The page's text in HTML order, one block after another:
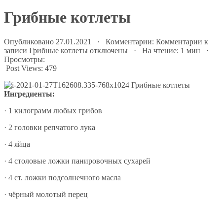
Грибные котлеты
Опубликовано 27.01.2021 · Комментарии: Комментарии к
записи Грибные котлеты отключены · На чтение: 1 мин ·
Просмотры:
Post Views: 479
Ингредиенты:
· 1 килограмм любых грибов
· 2 головки репчатого лука
· 4 яйца
· 4 столовые ложки панировочных сухарей
· 4 ст. ложки подсолнечного масла
· чёрный молотый перец